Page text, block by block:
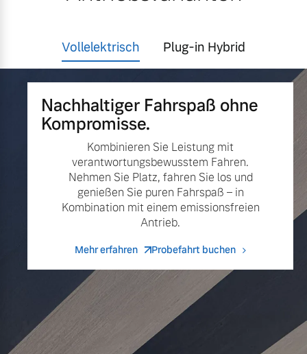
Vollelektrisch Plug-in Hybrid
Nachhaltiger Fahrspaß ohne
Kompromisse.
Kombinieren Sie Leistung mit
verantwortungsbewusstem Fahren.
Nehmen Sie Platz, fahren Sie los und
genießen Sie puren Fahrspaß – in
Kombination mit einem emissionsfreien
Antrieb.
Mehr erfahren Probefahrt buchen